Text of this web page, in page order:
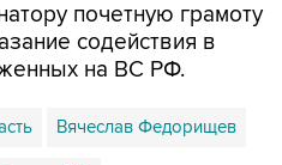
почетную грамоту
содействия в
на ВС РФ.
Вячеслав Федорищев